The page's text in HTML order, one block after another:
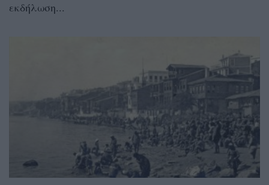
εκδήλωση...